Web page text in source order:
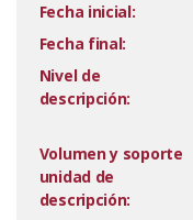
Fecha inicial:
Fecha final:
Nivel de
descripción:
Volumen y soporte
unidad de
descripción: